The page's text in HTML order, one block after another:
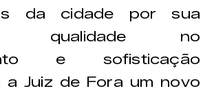
da cidade por sua
qualidade no
e sofisticação
a Juiz de Fora um novo